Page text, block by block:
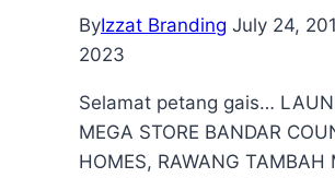
ByIzzat Branding July 24,
2023
Selamat petang gais…
MEGA STORE BANDAR
HOMES, RAWANG TAMBAH